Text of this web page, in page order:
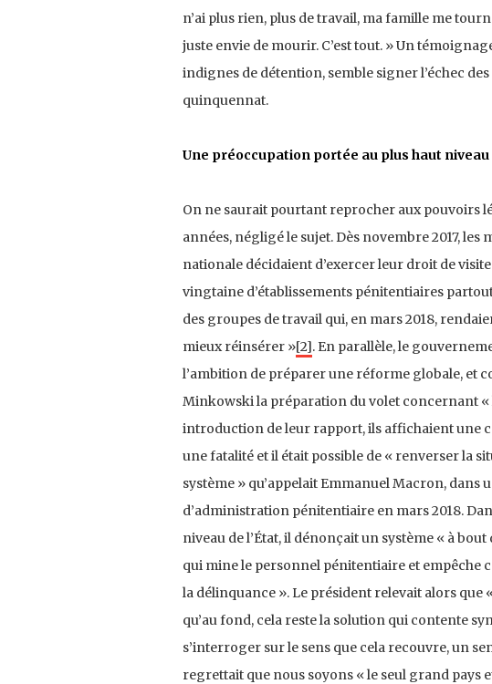
n’ai plus rien, plus de travail, ma famille me
juste envie de mourir. C’est tout. » Un
indignes de détention, semble signer l’échec
quinquennat.
Une préoccupation portée au plus haut niveau
On ne saurait pourtant reprocher aux pouvoirs
années, négligé le sujet. Dès novembre 2017, les
nationale décidaient d’exercer leur droit de
vingtaine d’établissements pénitentiaires
des groupes de travail qui, en mars 2018,
mieux réinsérer »[2]. En parallèle, le
l’ambition de préparer une réforme globale, et
Minkowski la préparation du volet concernant «
introduction de leur rapport, ils affichaient une
une fatalité et il était possible de « renverser la
système » qu’appelait Emmanuel Macron, dans
d’administration pénitentiaire en mars 2018.
niveau de l’État, il dénonçait un système « à
qui mine le personnel pénitentiaire et empêche
la délinquance ». Le président relevait alors que
qu’au fond, cela reste la solution qui contente
s’interroger sur le sens que cela recouvre, un
regrettait que nous soyons « le seul grand pays